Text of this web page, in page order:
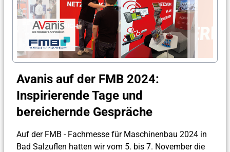
Avanis auf der FMB 2024:
Inspirierende Tage und
bereichernde Gespräche
Auf der FMB - Fachmesse für Maschinenbau 2024 in
Bad Salzuflen hatten wir vom 5. bis 7. November die